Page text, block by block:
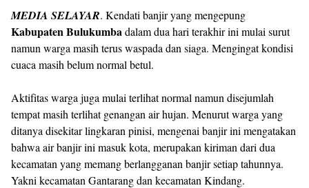
MEDIA SELAYAR. Kendati banjir yang mengepung
Kabupaten Bulukumbadalam dua hari terakhir ini mulai surut
namun warga masih terus waspada dan siaga. Mengingat kondisi
cuaca masih belum normal betul.
Aktifitas warga juga mulai terlihat normal namun disejumlah
tempat masih terlihat genangan air hujan. Menurut warga yang
ditanya disekitar lingkaran pinisi, mengenai banjir ini mengatakan
bahwa air banjir ini masuk kota, merupakan kiriman dari dua
kecamatan yang memang berlangganan banjir setiap tahunnya.
Yakni kecamatan Gantarang dan kecamatan Kindang.